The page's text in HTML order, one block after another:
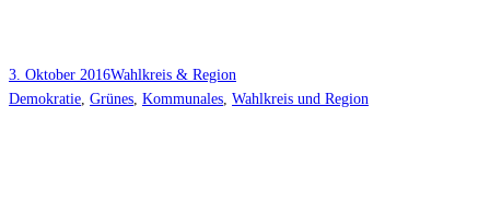
3. Oktober 2016Wahlkreis & Region
Demokratie Grünes Kommunales Wahlkreis und Region